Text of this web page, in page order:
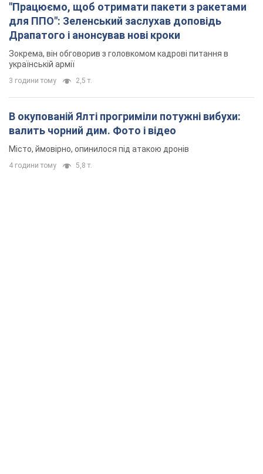
"Працюємо, щоб отримати пакети з ракетами
для ППО": Зеленський заслухав доповідь
Драпатого і анонсував нові кроки
Зокрема, він обговорив з головкомом кадрові питання в
українській армії
3 години тому 2,5 т.
В окупованій Ялті прогриміли потужні вибухи:
валить чорний дим. Фото і відео
Місто, ймовірно, опинилося під атакою дронів
4 години тому 5,8 т.